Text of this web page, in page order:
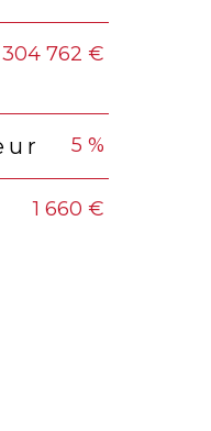
304 762 €
5 %
1 660 €